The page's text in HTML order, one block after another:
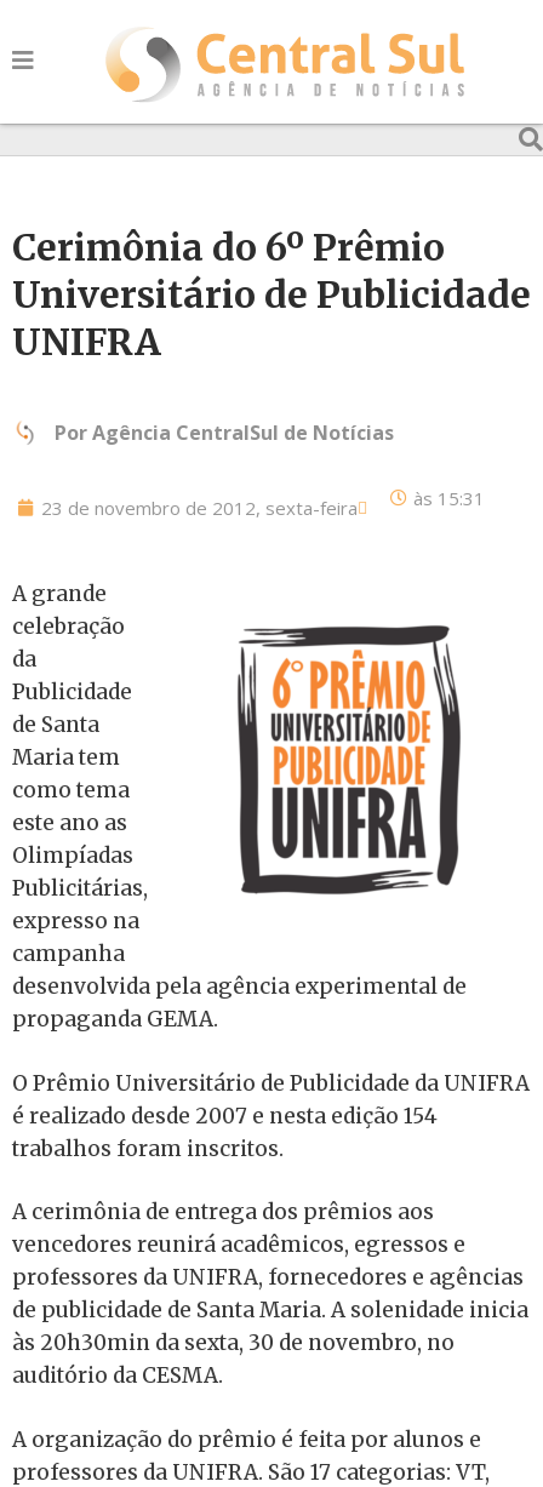
Cerimônia do 6º Prêmio
Universitário de Publicidade
UNIFRA
PorAgência CentralSul de Notícias
23 de novembro de 2012, sexta-feira às 15:31
A grande
celebração
da
Publicidade
de Santa
Maria tem
como tema
este ano as
Olimpíadas
Publicitárias,
expresso na
campanha
desenvolvida pela agência experimental de
propaganda GEMA.
O Prêmio Universitário de Publicidade da UNIFRA
é realizado desde 2007 e nesta edição 154
trabalhos foram inscritos.
A cerimônia de entrega dos prêmios aos
vencedores reunirá acadêmicos, egressos e
professores da UNIFRA, fornecedores e agências
de publicidade de Santa Maria. A solenidade inicia
às 20h30min da sexta, 30 de novembro, no
auditório da CESMA.
A organização do prêmio é feita por alunos e
professores da UNIFRA. São 17 categorias: VT,